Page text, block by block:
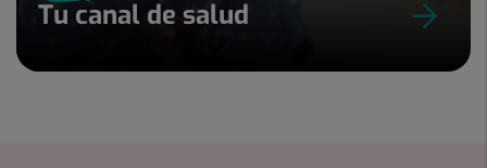
Tu canal de salud